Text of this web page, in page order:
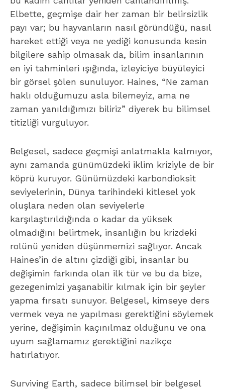
Elbette, geçmişe dair her zaman bir belirsizlik
payı var; bu hayvanların nasıl göründüğü, nasıl
hareket ettiği veya ne yediği konusunda kesin
bilgilere sahip olmasak da, bilim insanlarının
en iyi tahminleri ışığında, izleyiciye büyüleyici
bir görsel şölen sunuluyor. Haines, “Ne zaman
haklı olduğumuzu asla bilemeyiz, ama ne
zaman yanıldığımızı biliriz” diyerek bu bilimsel
titizliği vurguluyor.
Belgesel, sadece geçmişi anlatmakla kalmıyor,
aynı zamanda günümüzdeki iklim kriziyle de bir
köprü kuruyor. Günümüzdeki karbondioksit
seviyelerinin, Dünya tarihindeki kitlesel yok
oluşlara neden olan seviyelerle
karşılaştırıldığında o kadar da yüksek
olmadığını belirtmek, insanlığın bu krizdeki
rolünü yeniden düşünmemizi sağlıyor. Ancak
Haines’in de altını çizdiği gibi, insanlar bu
değişimin farkında olan ilk tür ve bu da bize,
gezegenimizi yaşanabilir kılmak için bir şeyler
yapma fırsatı sunuyor. Belgesel, kimseye ders
vermek veya ne yapılması gerektiğini söylemek
yerine, değişimin kaçınılmaz olduğunu ve ona
uyum sağlamamız gerektiğini nazikçe
hatırlatıyor.
Surviving Earth, sadece bilimsel bir belgesel